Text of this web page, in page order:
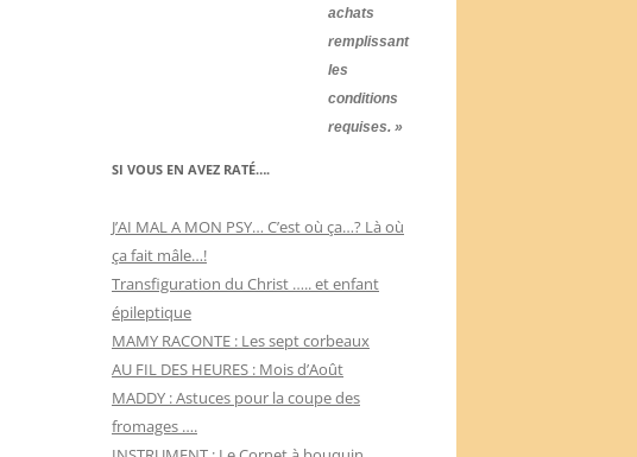
achats
remplissant
les
conditions
requises. »
SI VOUS EN AVEZ RATÉ….
J’AI MAL A MON PSY… C’est où ça…? Là où
ça fait mâle…!
Transfiguration du Christ ….. et enfant
épileptique
MAMY RACONTE : Les sept corbeaux
AU FIL DES HEURES : Mois d’Août
MADDY : Astuces pour la coupe des
fromages ….